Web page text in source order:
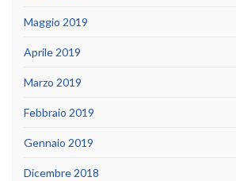
Maggio 2019
Aprile 2019
Marzo 2019
Febbraio 2019
Gennaio 2019
Dicembre 2018